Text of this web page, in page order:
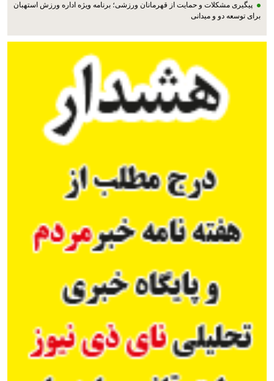
پیگیری مشکلات و حمایت از قهرمانان ورزشی؛ برنامه ویژه اداره ورزش استهبان
برای توسعه دو و میدانی